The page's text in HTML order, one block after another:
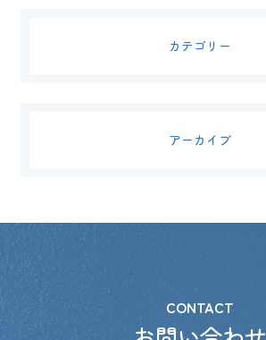
カテゴリー
アーカイブ
CONTACT